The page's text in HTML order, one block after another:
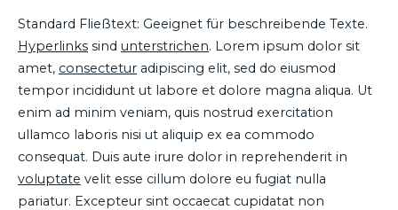
Standard Fließtext: Geeignet für beschreibende Texte.
Hyperlinks sind unterstrichen. Lorem ipsum dolor sit
amet, consectetur adipiscing elit, sed do eiusmod
tempor incididunt ut labore et dolore magna aliqua. Ut
enim ad minim veniam, quis nostrud exercitation
ullamco laboris nisi ut aliquip ex ea commodo
consequat. Duis aute irure dolor in reprehenderit in
voluptate velit esse cillum dolore eu fugiat nulla
pariatur. Excepteur sint occaecat cupidatat non